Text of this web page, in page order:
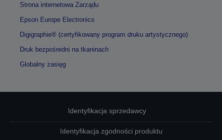
Strona internetowa Zarządu
Epson Europe Electronics
Digigraphie® (certyfikowany program druku artystycznego)
Druk bezpośredni na tkaninach
Globalny zasięg
Identyfikacja sprzedawcy
Identyfikacja zgodności produktu